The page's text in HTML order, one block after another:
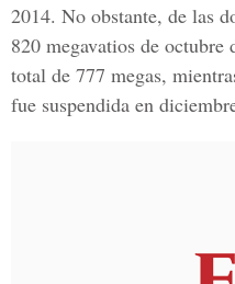
2014. No obstante, de las
820 megavatios de
total de 777 megas,
fue suspendida en